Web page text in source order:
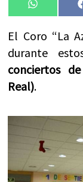
en
El Coro “La
durante
conciertos
Real).